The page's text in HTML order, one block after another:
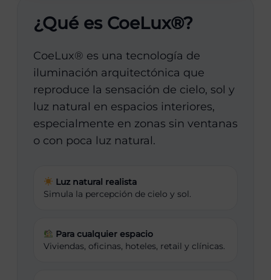
¿Qué es CoeLux®?
CoeLux® es una tecnología de
iluminación arquitectónica que
reproduce la sensación de cielo, sol y
luz natural en espacios interiores,
especialmente en zonas sin ventanas
o con poca luz natural.
Luz natural realista
Simula la percepción de cielo y sol.
Para cualquier espacio
Viviendas, oficinas, hoteles, retail y clínicas.